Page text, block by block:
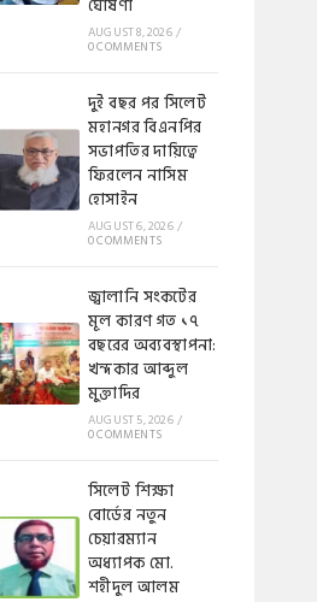
ঘোষণা
AUGUST 8, 2026/
0 COMMENTS
দুই বছর পর সিলেট
মহানগর বিএনপির
সভাপতির দায়িত্বে
ফিরলেন নাসিম
হোসাইন
AUGUST 6, 2026/
0 COMMENTS
জ্বালানি সংকটের
মূল কারণ গত ১৭
বছরের অব্যবস্থাপনা:
খন্দকার আব্দুল
মুক্তাদির
AUGUST 5, 2026/
0 COMMENTS
সিলেট শিক্ষা
বোর্ডের নতুন
চেয়ারম্যান
অধ্যাপক মো.
শহীদুল আলম